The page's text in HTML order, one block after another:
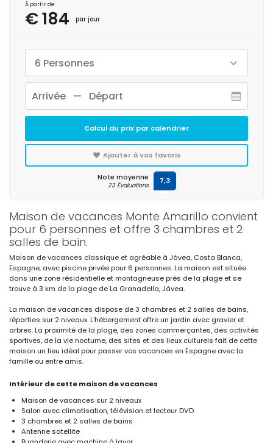
Maison de vacances Monte Amarillo convient
pour 6 personnes et offre 3 chambres et 2
salles de bain.
Maison de vacances classique et agréable à Jávea, Costa Blanca,
Espagne, avec piscine privée pour 6 personnes. La maison est située
dans une zone résidentielle et montagneuse près de la plage et se
trouve à 3 km de la plage de La Granadella, Jávea.
La maison de vacances dispose de 3 chambres et 2 salles de bains,
réparties sur 2 niveaux. L'hébergement offre un jardin avec gravier et
arbres. La proximité de la plage, des zones commerçantes, des activités
sportives, de la vie nocturne, des sites et des lieux culturels fait de cette
maison un lieu idéal pour passer vos vacances en Espagne avec la
famille ou entre amis.
Intérieur de cette maison de vacances
Maison de vacances sur 2 niveaux
Salon avec climatisation, télévision et lecteur DVD
3 chambres et 2 salles de bains
Antenne satellite
À partir de
€ 184 par jour
6 Personnes
Calcul du prix par calendrier
Ajouter à vos favoris
Note moyenne
23 Évaluations 7,3